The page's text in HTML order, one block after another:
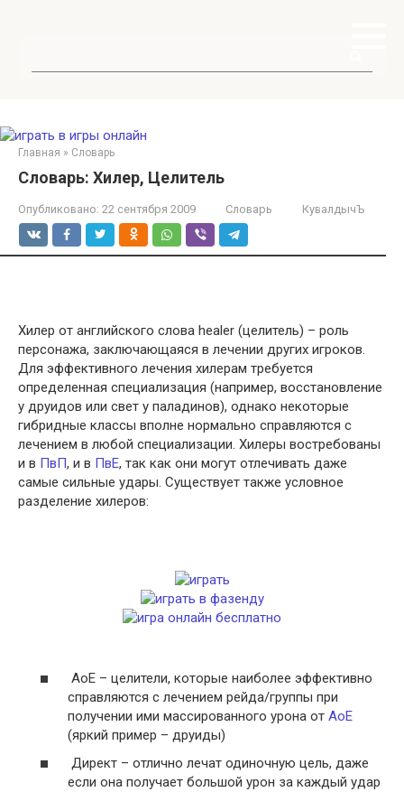
Главная » Словарь
Словарь: Хилер, Целитель
Опубликовано: 22 сентября 2009 Словарь КувалдычЪ
Хилер от английского слова healer (целитель) – роль
персонажа, заключающаяся в лечении других игроков.
Для эффективного лечения хилерам требуется
определенная специализация (например, восстановление
у друидов или свет у паладинов), однако некоторые
гибридные классы вполне нормально справляются с
лечением в любой специализации. Хилеры востребованы
и в ПвП, и в ПвЕ, так как они могут отлечивать даже
самые сильные удары. Существует также условное
разделение хилеров:
АоЕ – целители, которые наиболее эффективно
справляются с лечением рейда/группы при
получении ими массированного урона от АоЕ
(яркий пример – друиды)
Директ – отлично лечат одиночную цель, даже
если она получает большой урон за каждый удар